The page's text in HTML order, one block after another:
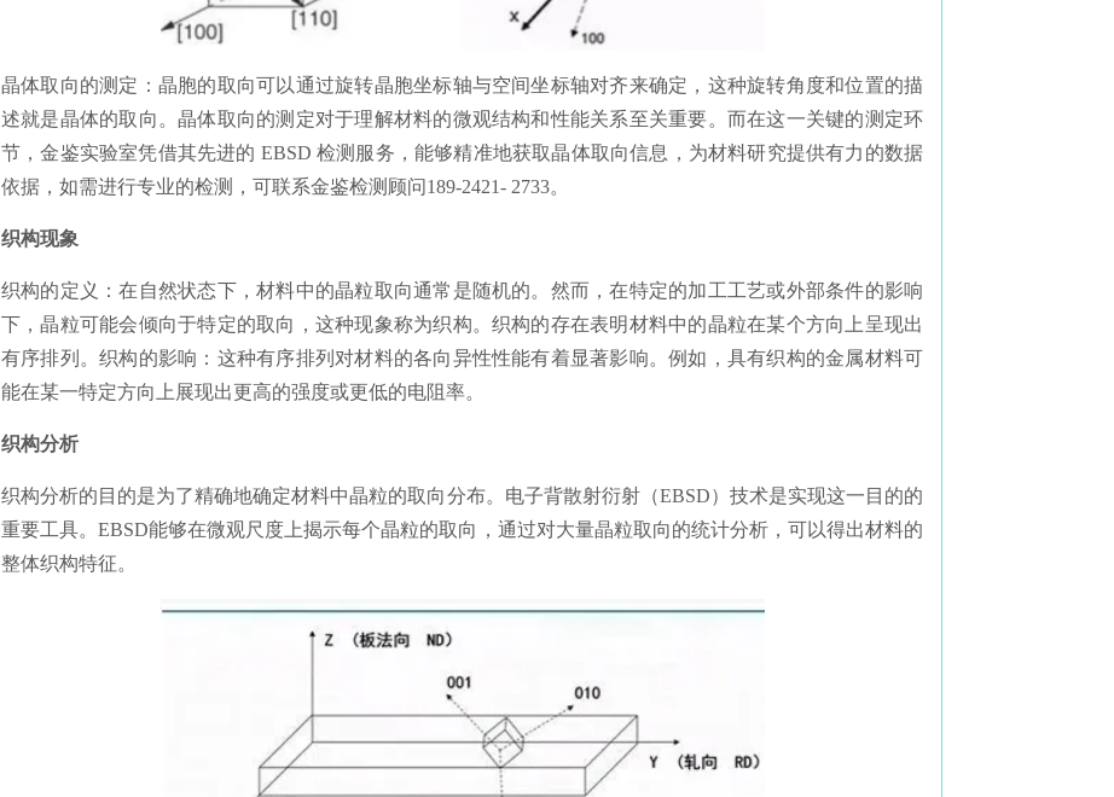
晶体取向的测定：晶胞的取向可以通过旋转晶胞坐标轴与空间坐标轴对齐来确定，这种旋转角度和位置的描
述就是晶体的取向。晶体取向的测定对于理解材料的微观结构和性能关系至关重要。而在这一关键的测定环
节，金鉴实验室凭借其先进的 EBSD 检测服务，能够精准地获取晶体取向信息，为材料研究提供有力的数据
依据，如需进行专业的检测，可联系金鉴检测顾问189-2421- 2733。
织构现象
织构的定义：在自然状态下，材料中的晶粒取向通常是随机的。然而，在特定的加工工艺或外部条件的影响
下，晶粒可能会倾向于特定的取向，这种现象称为织构。织构的存在表明材料中的晶粒在某个方向上呈现出
有序排列。织构的影响：这种有序排列对材料的各向异性性能有着显著影响。例如，具有织构的金属材料可
能在某一特定方向上展现出更高的强度或更低的电阻率。
织构分析
织构分析的目的是为了精确地确定材料中晶粒的取向分布。电子背散射衍射（EBSD）技术是实现这一目的的
重要工具。EBSD能够在微观尺度上揭示每个晶粒的取向，通过对大量晶粒取向的统计分析，可以得出材料的
整体织构特征。